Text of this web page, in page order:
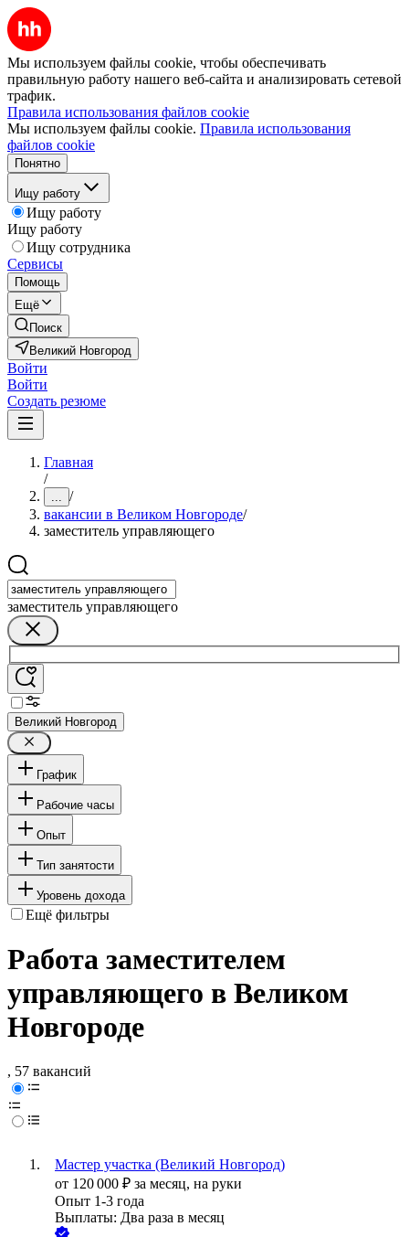
Мы используем файлы cookie, чтобы обеспечивать
правильную работу нашего веб-сайта и анализировать сетевой
трафик.
Правила использования файлов cookie
Мы используем файлы cookie. Правила использования
файлов cookie
Понятно
Ищу работу
Ищу работу
Ищу работу
Ищу сотрудника
Сервисы
Помощь
Ещё
Поиск
Великий Новгород
Войти
Войти
Создать резюме
Главная
/
... /
вакансии в Великом Новгороде/
заместитель управляющего
заместитель управляющего
Великий Новгород
График
Рабочие часы
Опыт
Тип занятости
Уровень дохода
Ещё фильтры
Работа заместителем
управляющего в Великом
Новгороде
, 57 вакансий
Мастер участка (Великий Новгород)
от 120 000 ₽ за месяц, на руки
Опыт 1-3 года
Выплаты: Два раза в месяц